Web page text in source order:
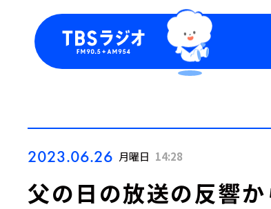
2023.06.26 月曜日 14:28
父の日の放送の反響か